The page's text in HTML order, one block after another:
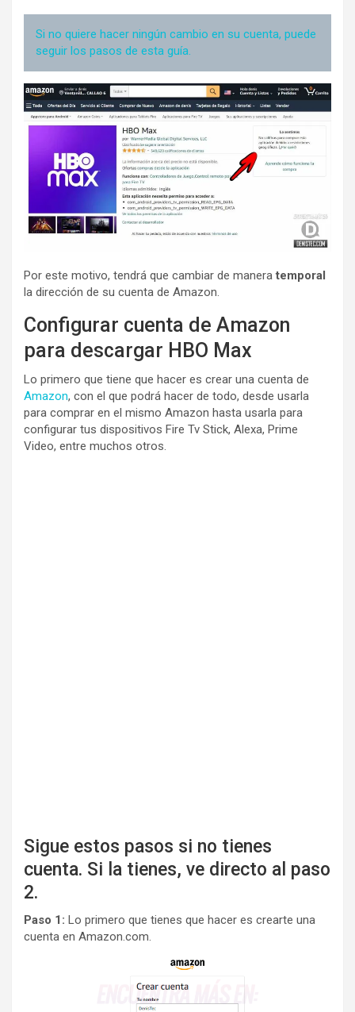
Si no quiere hacer ningún cambio en su cuenta, puede
seguir los pasos de esta guía.
Por este motivo, tendrá que cambiar de maneratemporal
la dirección de su cuenta de Amazon.
Configurar cuenta de Amazon
para descargar HBO Max
Lo primero que tiene que hacer es crear una cuenta de
Amazon, con el que podrá hacer de todo, desde usarla
para comprar en el mismo Amazon hasta usarla para
configurar tus dispositivos Fire Tv Stick, Alexa, Prime
Video, entre muchos otros.
Sigue estos pasos si no tienes
cuenta. Si la tienes, ve directo al paso
2.
Paso 1: Lo primero que tienes que hacer es crearte una
cuenta en Amazon.com.